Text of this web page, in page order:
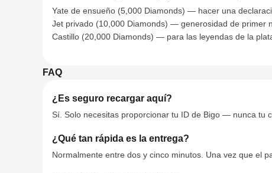
Yate de ensueño (5,000 Diamonds) — hacer una
Jet privado (10,000 Diamonds) — generosidad de primer
Castillo (20,000 Diamonds) — para las leyendas de la
FAQ
¿Es seguro recargar aquí?
Sí. Solo necesitas proporcionar tu ID de Bigo — nunca tu
¿Qué tan rápida es la entrega?
Normalmente entre dos y cinco minutos. Una vez que el